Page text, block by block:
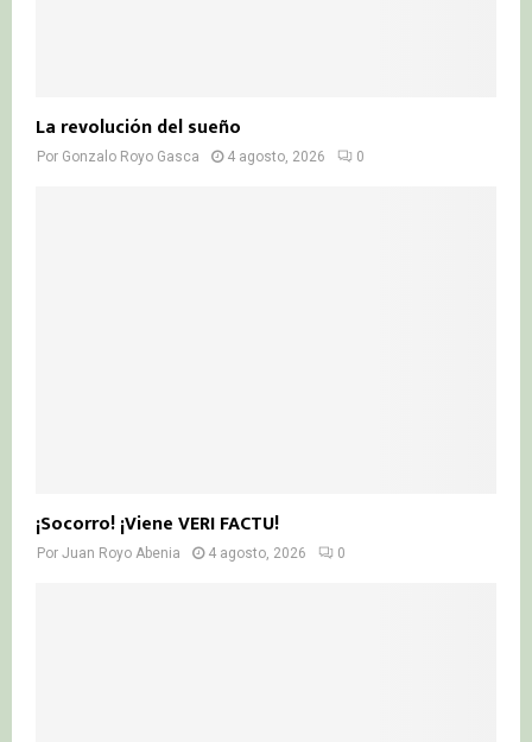
La revolución del sueño
Por Gonzalo Royo Gasca 4 agosto, 2026 0
¡Socorro! ¡Viene VERI FACTU!
Por Juan Royo Abenia 4 agosto, 2026 0